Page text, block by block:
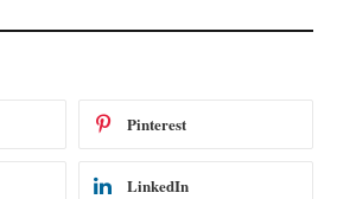
Pinterest
LinkedIn